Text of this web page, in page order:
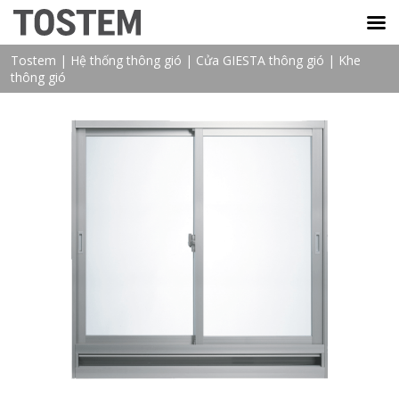
Tostem | Hệ thống thông gió | Cửa GIESTA thông gió | Khe
thông gió
TOSTEM VIỆT NAM